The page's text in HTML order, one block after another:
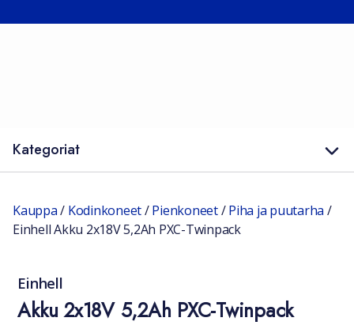
Kategoriat
Kauppa/ Kodinkoneet/Pienkoneet/Piha ja puutarha /
Einhell Akku 2x18V 5,2Ah PXC-Twinpack
Einhell
Akku 2x18V 5,2Ah PXC-Twinpack